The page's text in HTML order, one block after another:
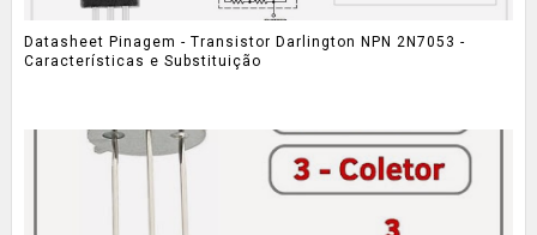
Datasheet Pinagem - Transistor Darlington NPN 2N7053 -
Características e Substituição